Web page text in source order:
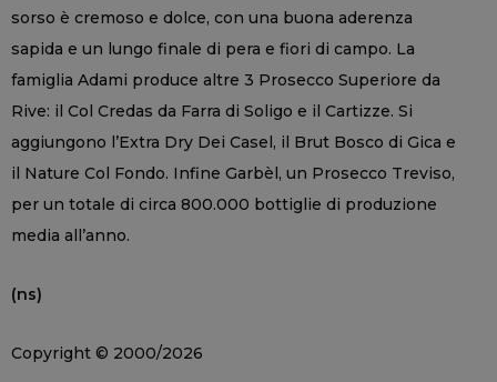
sorso è cremoso e dolce, con una buona aderenza
sapida e un lungo finale di pera e fiori di campo. La
famiglia Adami produce altre 3 Prosecco Superiore da
Rive: il Col Credas da Farra di Soligo e il Cartizze. Si
aggiungono l’Extra Dry Dei Casel, il Brut Bosco di Gica e
il Nature Col Fondo. Infine Garbèl, un Prosecco Treviso,
per un totale di circa 800.000 bottiglie di produzione
media all’anno.
(ns)
Copyright © 2000/2026